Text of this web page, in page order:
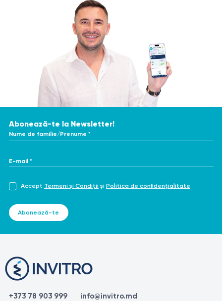
Abonează-te la Newsletter!
Nume de familie/Prenume *
E-mail *
Accept Termeni și Condiții și Politica de confidențialitate
Abonează-te
+373 78 903 999 info@invitro.md